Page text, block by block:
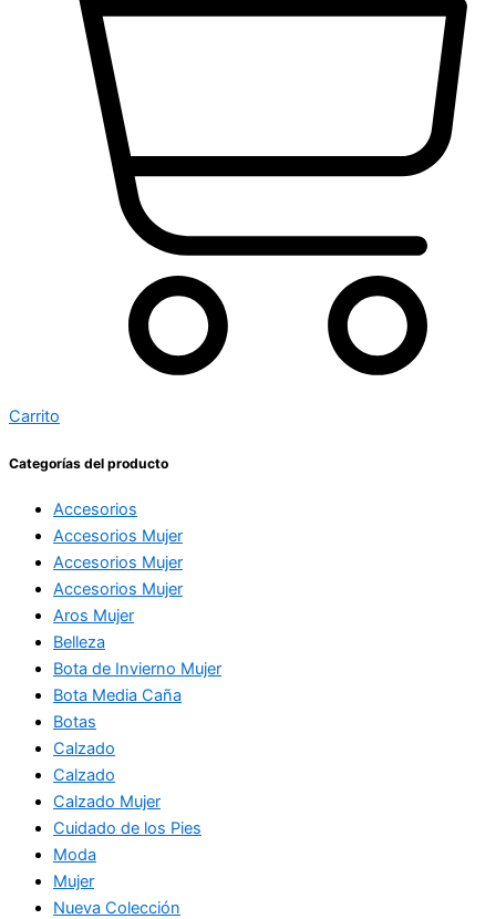
Carrito
Categorías del producto
Accesorios
Accesorios Mujer
Accesorios Mujer
Accesorios Mujer
Aros Mujer
Belleza
Bota de Invierno Mujer
Bota Media Caña
Botas
Calzado
Calzado
Calzado Mujer
Cuidado de los Pies
Moda
Mujer
Nueva Colección